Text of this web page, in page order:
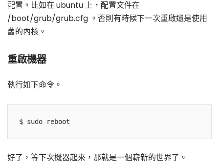
配置。比如在 ubuntu 上，配置文件在
/boot/grub/grub.cfg 。否則有時候下一次重啟還是使用
舊的內核。
重啟機器
執行如下命令。
好了，等下次機器起來，那就是一個嶄新的世界了。